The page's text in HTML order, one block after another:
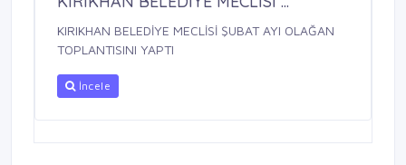
KIRIKHAN BELEDİYE MECLİSİ ŞUBAT AYI OLAĞAN
TOPLANTISINI YAPTI
İncele